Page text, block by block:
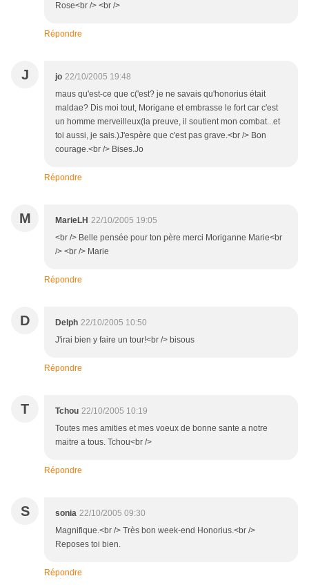
Rose<br /> <br />
Répondre
J jo 22/10/2005 19:48
maus qu'est-ce que c('est? je ne savais qu'honorius était
maldae? Dis moi tout, Morigane et embrasse le fort car c'est
un homme merveilleux(la preuve, il soutient mon combat...et
toi aussi, je sais.)J'espère que c'est pas grave.<br /> Bon
courage.<br /> Bises.Jo
Répondre
M MarieLH 22/10/2005 19:05
<br /> Belle pensée pour ton père merci Moriganne Marie<br
/> <br /> Marie
Répondre
D Delph 22/10/2005 10:50
J'irai bien y faire un tour!<br /> bisous
Répondre
T Tchou 22/10/2005 10:19
Toutes mes amities et mes voeux de bonne sante a notre
maitre a tous. Tchou<br />
Répondre
S sonia 22/10/2005 09:30
Magnifique.<br /> Très bon week-end Honorius.<br />
Reposes toi bien.
Répondre